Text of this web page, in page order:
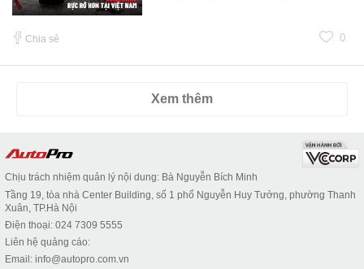
Chia sẻ 0
Xem thêm
Chịu trách nhiệm quản lý nội dung: Bà Nguyễn Bích Minh
Tầng 19, tòa nhà Center Building, số 1 phố Nguyễn Huy Tưởng, phường Thanh
Xuân, TP.Hà Nội
Điện thoại: 024 7309 5555
Liên hệ quảng cáo:
Email: info@autopro.com.vn